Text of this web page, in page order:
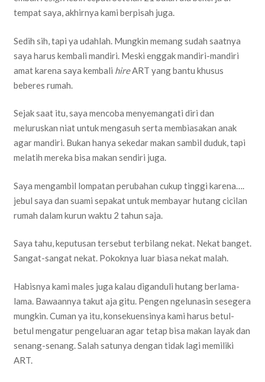
tempat saya, akhirnya kami berpisah juga.
Sedih sih, tapi ya udahlah. Mungkin memang sudah saatnya
saya harus kembali mandiri. Meski enggak mandiri-mandiri
amat karena saya kembali hireART yang bantu khusus
beberes rumah.
Sejak saat itu, saya mencoba menyemangati diri dan
meluruskan niat untuk mengasuh serta membiasakan anak
agar mandiri. Bukan hanya sekedar makan sambil duduk, tapi
melatih mereka bisa makan sendiri juga.
Saya mengambil lompatan perubahan cukup tinggi karena….
jebul saya dan suami sepakat untuk membayar hutang cicilan
rumah dalam kurun waktu 2 tahun saja.
Saya tahu, keputusan tersebut terbilang nekat. Nekat banget.
Sangat-sangat nekat. Pokoknya luar biasa nekat malah.
Habisnya kami males juga kalau diganduli hutang berlama-
lama. Bawaannya takut aja gitu. Pengen ngelunasin sesegera
mungkin. Cuman ya itu, konsekuensinya kami harus betul-
betul mengatur pengeluaran agar tetap bisa makan layak dan
senang-senang. Salah satunya dengan tidak lagi memiliki
ART.